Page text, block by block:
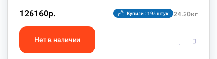
24.30кг
126160р. Купили : 195 штук